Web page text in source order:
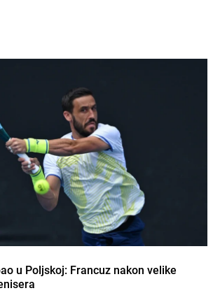
u Poljskoj: Francuz nakon velike